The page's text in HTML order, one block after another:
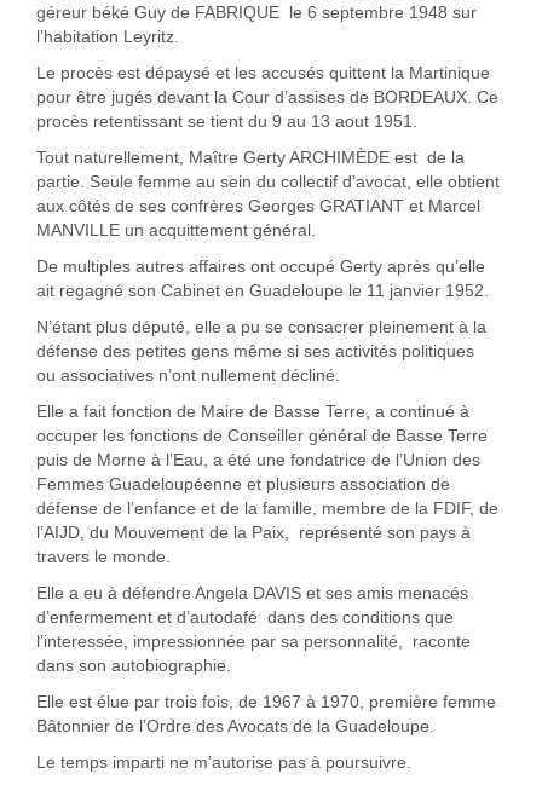
géreur béké Guy de FABRIQUE le 6 septembre 1948 sur
l’habitation Leyritz.
Le procès est dépaysé et les accusés quittent la Martinique
pour être jugés devant la Cour d’assises de BORDEAUX. Ce
procès retentissant se tient du 9 au 13 aout 1951.
Tout naturellement, Maître Gerty ARCHIMÈDE est de la
partie. Seule femme au sein du collectif d’avocat, elle obtient
aux côtés de ses confrères Georges GRATIANT et Marcel
MANVILLE un acquittement général.
De multiples autres affaires ont occupé Gerty après qu’elle
ait regagné son Cabinet en Guadeloupe le 11 janvier 1952.
N’étant plus député, elle a pu se consacrer pleinement à la
défense des petites gens même si ses activités politiques
ou associatives n’ont nullement décliné.
Elle a fait fonction de Maire de Basse Terre, a continué à
occuper les fonctions de Conseiller général de Basse Terre
puis de Morne à l’Eau, a été une fondatrice de l’Union des
Femmes Guadeloupéenne et plusieurs association de
défense de l’enfance et de la famille, membre de la FDIF, de
l’AIJD, du Mouvement de la Paix, représenté son pays à
travers le monde.
Elle a eu à défendre Angela DAVIS et ses amis menacés
d’enfermement et d’autodafé dans des conditions que
l’interessée, impressionnée par sa personnalité, raconte
dans son autobiographie.
Elle est élue par trois fois, de 1967 à 1970, première femme
Bâtonnier de l’Ordre des Avocats de la Guadeloupe.
Le temps imparti ne m’autorise pas à poursuivre.